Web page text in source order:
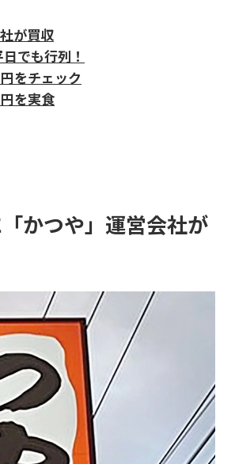
が買収
でも行列！
をチェック
を実食
かつや」運営会社が